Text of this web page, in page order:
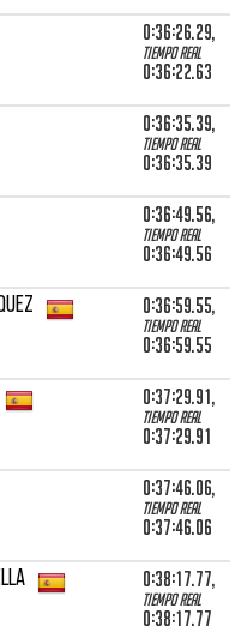
0:36:26.29,
Tiempo real
0:36:22.63
0:36:35.39,
Tiempo real
0:36:35.39
0:36:49.56,
Tiempo real
0:36:49.56
0:36:59.55,
Tiempo real
0:36:59.55
0:37:29.91,
Tiempo real
0:37:29.91
0:37:46.06,
Tiempo real
0:37:46.06
0:38:17.77,
Tiempo real
0:38:17.77